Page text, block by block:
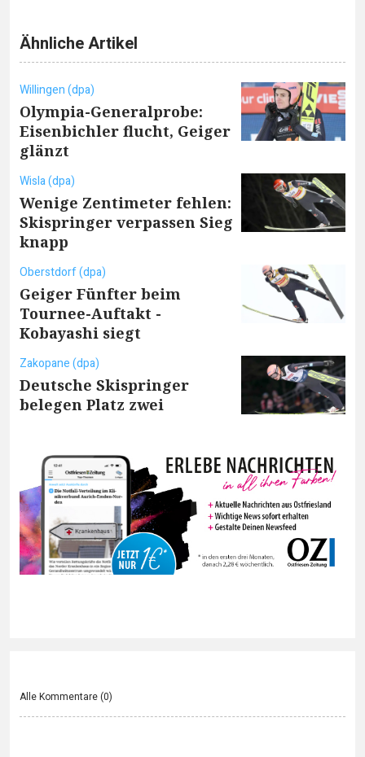
Ähnliche Artikel
Willingen (dpa)
Olympia-Generalprobe:
Eisenbichler flucht, Geiger
glänzt
Wisla (dpa)
Wenige Zentimeter fehlen:
Skispringer verpassen Sieg
knapp
Oberstdorf (dpa)
Geiger Fünfter beim
Tournee-Auftakt -
Kobayashi siegt
Zakopane (dpa)
Deutsche Skispringer
belegen Platz zwei
Alle Kommentare (0)